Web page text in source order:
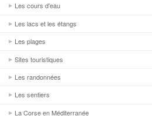
Les cours d'eau
Les lacs et les étangs
Les plages
Sites touristiques
Les randonnées
Les sentiers
La Corse en Méditerranée